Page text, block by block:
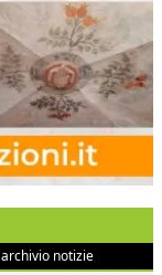
archivio notizie